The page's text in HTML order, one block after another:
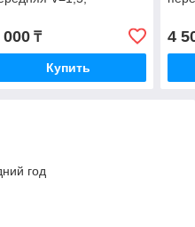
000₸
Купить
4
год